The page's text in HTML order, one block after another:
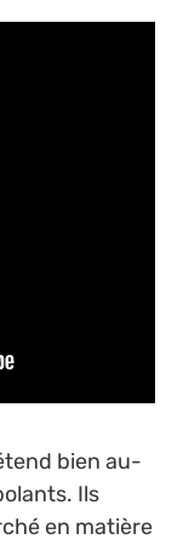
bien au-
Ils
en matière